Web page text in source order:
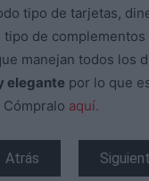
tipo de tarjetas,
tipo de
manejan todos los
elegante por lo que
aquí.
Atrás